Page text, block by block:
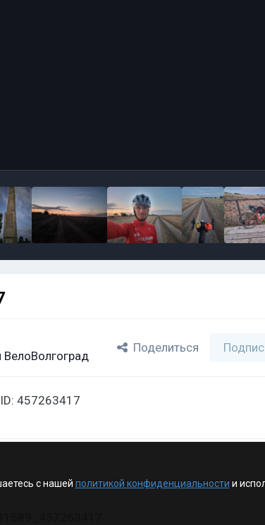
Поделиться
457263417
с нашей политикой конфиденциальности и